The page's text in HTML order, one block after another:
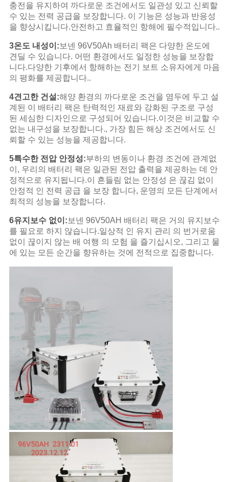
충전을 유지하여 까다로운 조건에서도 일관성 있고 신뢰할
수 있는 전력 공급을 보장합니다. 이 기능은 성능과 반응성
을 향상시킵니다.안전하고 효율적인 항해에 필수적입니다..
3온도 내성이:보넨 96V50Ah 배터리 팩은 다양한 온도에
견딜 수 있습니다. 어떤 환경에서도 일정한 성능을 보장합
니다.다양한 기후에서 항해하는 전기 보트 소유자에게 마음
의 평화를 제공합니다..
4견고한 건설:해양 환경의 까다로운 조건을 염두에 두고 설
계된 이 배터리 팩은 탄력적인 재료와 강화된 구조로 구성
된 세심한 디자인으로 구성되어 있습니다.이것은 비교할 수
없는 내구성을 보장합니다., 가장 힘든 해상 조건에서도 신
뢰할 수 있는 성능을 제공합니다.
5특수한 전압 안정성:부하의 변동이나 환경 조건에 관계없
이, 우리의 배터리 팩은 일관된 전압 출력을 제공하는 데 안
정적으로 유지됩니다.이 흔들림 없는 안정성 은 끊김 없이
안정적 인 전력 공급 을 보장 합니다, 운영의 모든 단계에서
최적의 성능을 보장합니다.
6유지보수 없이:보넨 96V50AH 배터리 팩은 거의 유지보수
를 필요로 하지 않습니다.일상적 인 유지 관리 의 번거로움
없이 끊이지 않는 배 여행 의 모험 을 즐기십시오, 그리고 물
에 있는 모든 순간을 향유하는 것에 전적으로 집중합니다.